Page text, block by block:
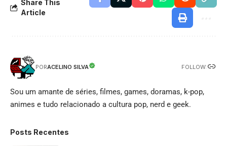
Share This
Article
PORACELINO SILVA FOLLOW:
Sou um amante de séries, filmes, games, doramas, k-pop,
animes e tudo relacionado a cultura pop, nerd e geek.
Posts Recentes